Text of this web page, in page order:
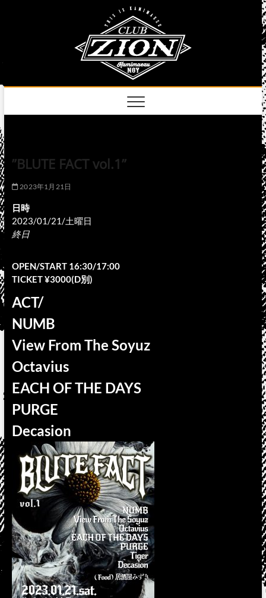
”BLUTE FACT vol.1”
2023年1月21日
日時
2023/01/21/土曜日
終日
OPEN/START 16:30/17:00
TICKET ¥3000(D別)
ACT/
NUMB
View From The Soyuz
Octavius
EACH OF THE DAYS
PURGE
Decasion